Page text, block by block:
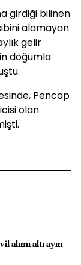
girdiği bilinen
alamayan
gelir
doğumla
Pencap
olan
alımı altı ayın